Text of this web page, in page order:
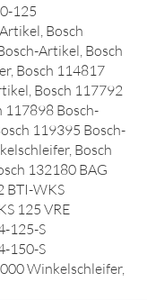
125
Bosch
Artikel, Bosch
Bosch 114817
Bosch 117792
117898 Bosch-
119395 Bosch-
Bosch
132180 BAG
BTI-WKS
125 VRE
125-S
150-S
Winkelschleifer,